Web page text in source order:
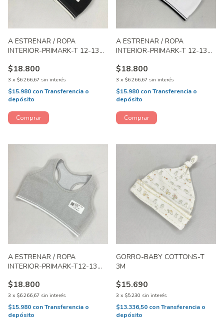
A ESTRENAR / ROPA
INTERIOR-PRIMARK-T 12-13
$18.800
3 x $6.266,67 sin interés
$15.980 conTransferencia o
depósito
A ESTRENAR / ROPA
INTERIOR-PRIMARK-T 12-13
$18.800
3 x $6.266,67 sin interés
$15.980 conTransferencia o
depósito
A ESTRENAR / ROPA
INTERIOR-PRIMARK-T12-13
$18.800
3 x $6.266,67 sin interés
$15.980 conTransferencia o
depósito
GORRO-BABY COTTONS-T
3M
$15.690
3 x $5.230 sin interés
$13.336,50 conTransferencia o
depósito